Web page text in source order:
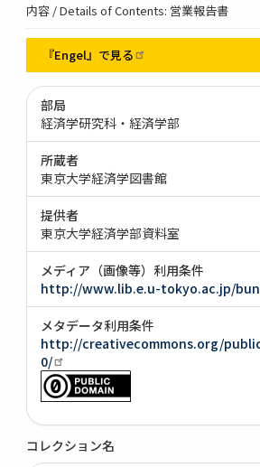
内容 / Details of Contents: 営業報告書
『Engel』で見る
部局
経済学研究科・経済学部
所蔵者
東京大学経済学図書館
提供者
東京大学経済学部資料室
メディア（画像等）利用条件
http://www.lib.e.u-tokyo.ac.jp/
メタデータ利用条件
http://creativecommons.org/
0/
コレクション名